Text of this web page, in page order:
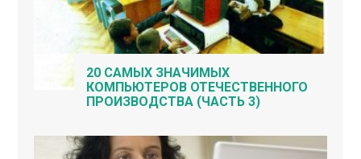
20 САМЫХ ЗНАЧИМЫХ
КОМПЬЮТЕРОВ ОТЕЧЕСТВЕННОГО
ПРОИЗВОДСТВА (ЧАСТЬ 3)